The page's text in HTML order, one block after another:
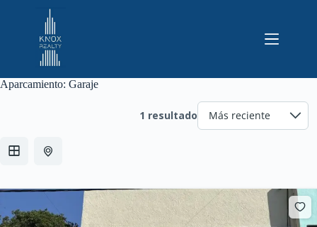
Aparcamiento: Garaje
1 resultado